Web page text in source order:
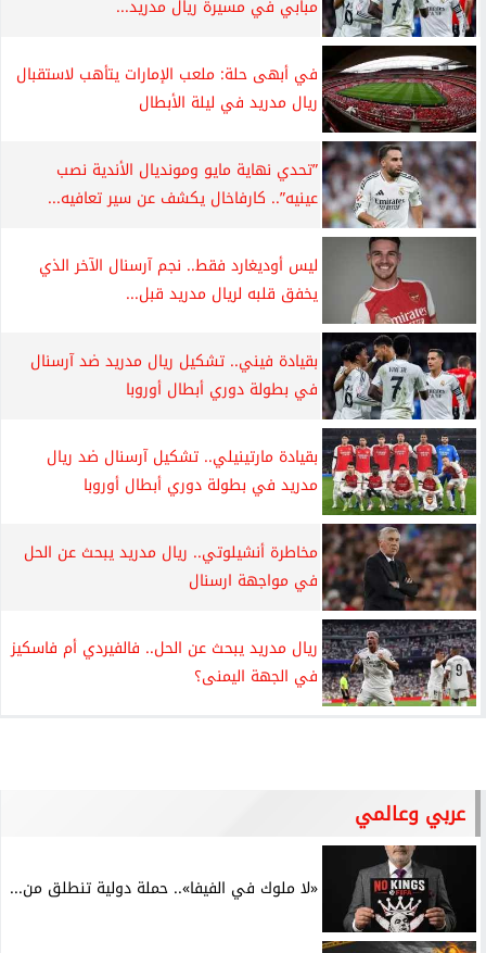
مبابي في مسيرة ريال مدريد...
في أبهى حلة: ملعب الإمارات يتأهب لاستقبال
ريال مدريد في ليلة الأبطال
”تحدي نهاية مايو ومونديال الأندية نصب
عينيه”.. كارفاخال يكشف عن سير تعافيه...
ليس أوديغارد فقط.. نجم آرسنال الآخر الذي
يخفق قلبه لريال مدريد قبل...
بقيادة فيني.. تشكيل ريال مدريد ضد آرسنال
في بطولة دوري أبطال أوروبا
بقيادة مارتينيلي.. تشكيل آرسنال ضد ريال
مدريد في بطولة دوري أبطال أوروبا
مخاطرة أنشيلوتي.. ريال مدريد يبحث عن الحل
في مواجهة ارسنال
ريال مدريد يبحث عن الحل.. فالفيردي أم فاسكيز
في الجهة اليمنى؟
عربي وعالمي
«لا ملوك في الفيفا».. حملة دولية تنطلق من...